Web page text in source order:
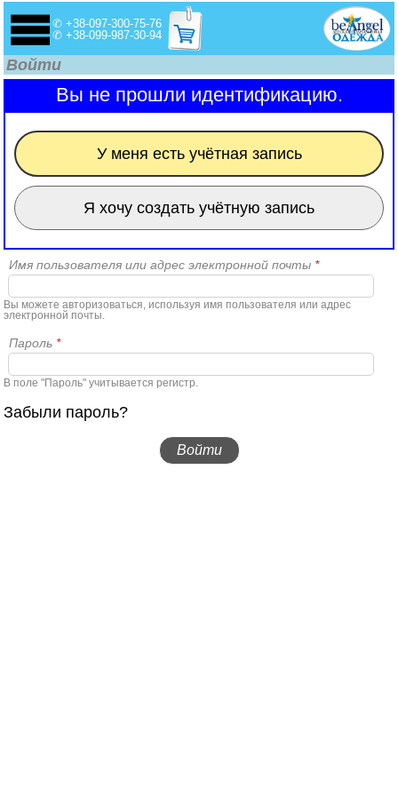
✆ +38-097-300-75-76
✆ +38-099-987-30-94
Войти
Вы не прошли идентификацию.
У меня есть учётная запись
Я хочу создать учётную запись
Имя пользователя или адрес электронной почты *
Вы можете авторизоваться, используя имя пользователя или адрес
электронной почты.
Пароль *
В поле "Пароль" учитывается регистр.
Забыли пароль?